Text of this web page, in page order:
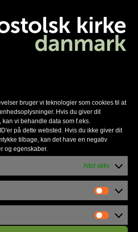
bruger vi teknologier som cookies til at
Hvis du giver dit
vi behandle data som f.eks.
på dette websted. Hvis du ikke giver dit
tilbage, kan det have en negativ
og egenskaber.
Altid aktiv
skal udfyldes